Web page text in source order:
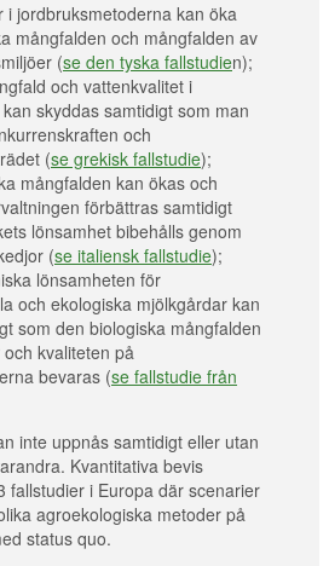
i jordbruksmetoderna kan öka
mångfalden och mångfalden av
(se den tyska fallstudien);
och vattenkvalitet i
skyddas samtidigt som man
och
(se grekisk fallstudie);
mångfalden kan ökas och
förbättras samtidigt
lönsamhet bibehålls genom
(se italiensk fallstudie);
lönsamheten för
och ekologiska mjölkgårdar kan
som den biologiska mångfalden
kvaliteten på
bevaras (se fallstudie från
inte uppnås samtidigt eller utan
Kvantitativa bevis
fallstudier i Europa där scenarier
agroekologiska metoder på
status quo.